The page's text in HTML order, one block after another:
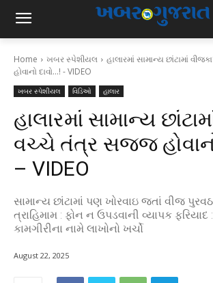
Home ખબર સ્પેશીયલ
હાલારમાં સામાન્ય છાંટામાં
હોવાનો દાવો...! - VIDEO
ખબર સ્પેશીયલ વિડિઓ હાલાર
હાલારમાં સામાન્ય
વચ્ચે તંત્ર સજ્જ
– VIDEO
સામાન્ય છાંટામાં પણ ખોરવાઇ જતાં વીજ
ત્રાહિમામ : ફોન ન ઉપડવાની વ્યાપક ફરિયાદ
કામગીરીના નામે લાખોનો ખર્ચો
August 22, 2025